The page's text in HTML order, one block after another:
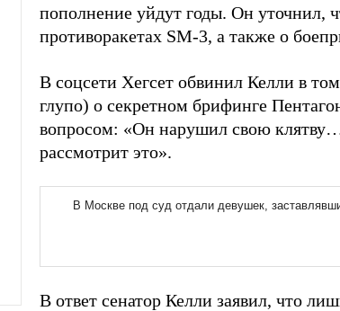
пополнение уйдут годы. Он уточнил,
противоракетах SM-3, а также о
В соцсети Хегсет обвинил Келли в
глупо) о секретном брифинге
вопросом: «Он нарушил свою
рассмотрит это».
В ответ сенатор Келли заявил, что